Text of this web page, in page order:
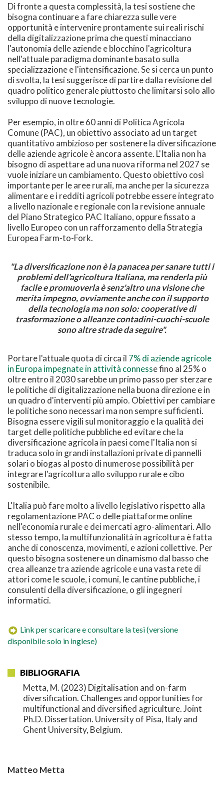
Di fronte a questa complessità, la tesi sostiene che
bisogna continuare a fare chiarezza sulle vere
opportunità e intervenire prontamente sui reali rischi
della digitalizzazione prima che questi minacciano
l'autonomia delle aziende e blocchino l'agricoltura
nell'attuale paradigma dominante basato sulla
specializzazione e l'intensificazione. Se si cerca un punto
di svolta, la tesi suggerisce di partire dalla revisione del
quadro politico generale piuttosto che limitarsi solo allo
sviluppo di nuove tecnologie.
Per esempio, in oltre 60 anni di Politica Agricola
Comune (PAC), un obiettivo associato ad un target
quantitativo ambizioso per sostenere la diversificazione
delle aziende agricole è ancora assente. L'Italia non ha
bisogno di aspettare ad una nuova riforma nel 2027 se
vuole iniziare un cambiamento. Questo obiettivo così
importante per le aree rurali, ma anche per la sicurezza
alimentare e i redditi agricoli potrebbe essere integrato
a livello nazionale e regionale con la revisione annuale
del Piano Strategico PAC Italiano, oppure fissato a
livello Europeo con un rafforzamento della Strategia
Europea Farm-to-Fork.
"La diversificazione non è la panacea per sanare tutti i
problemi dell'agricoltura Italiana, ma renderla più
facile e promuoverla è senz'altro una visione che
merita impegno, ovviamente anche con il supporto
della tecnologia ma non solo: cooperative di
trasformazione o alleanze contadini-cuochi-scuole
sono altre strade da seguire".
Portare l'attuale quota di circa il 7% di aziende agricole
in Europa impegnate in attività connesse fino al 25% o
oltre entro il 2030 sarebbe un primo passo per sterzare
le politiche di digitalizzazione nella buona direzione e in
un quadro d'interventi più ampio. Obiettivi per cambiare
le politiche sono necessari ma non sempre sufficienti.
Bisogna essere vigili sul monitoraggio e la qualità dei
target delle politiche pubbliche ed evitare che la
diversificazione agricola in paesi come l'Italia non si
traduca solo in grandi installazioni private di pannelli
solari o biogas al posto di numerose possibilità per
integrare l'agricoltura allo sviluppo rurale e cibo
sostenibile.
L'Italia può fare molto a livello legislativo rispetto alla
regolamentazione PAC o delle piattaforme online
nell'economia rurale e dei mercati agro-alimentari. Allo
stesso tempo, la multifunzionalità in agricoltura è fatta
anche di conoscenza, movimenti, e azioni collettive. Per
questo bisogna sostenere un dinamismo dal basso che
crea alleanze tra aziende agricole e una vasta rete di
attori come le scuole, i comuni, le cantine pubbliche, i
consulenti della diversificazione, o gli ingegneri
informatici.
Link per scaricare e consultare la tesi (versione
disponibile solo in inglese)
BIBLIOGRAFIA
Metta, M. (2023) Digitalisation and on-farm
diversification. Challenges and opportunities for
multifunctional and diversified agriculture. Joint
Ph.D. Dissertation. University of Pisa, Italy and
Ghent University, Belgium.
Matteo Metta